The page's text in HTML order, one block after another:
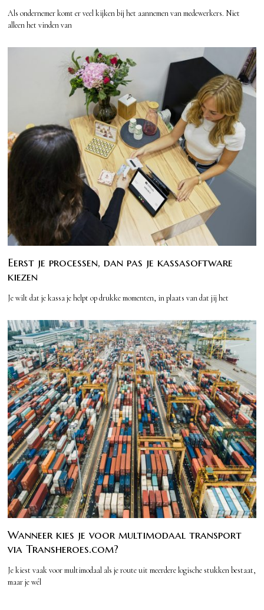
Als ondernemer komt er veel kijken bij het aannemen van medewerkers. Niet
alleen het vinden van
Eerst je processen, dan pas je kassasoftware
kiezen
Je wilt dat je kassa je helpt op drukke momenten, in plaats van dat jij het
Wanneer kies je voor multimodaal transport
via Transheroes.com?
Je kiest vaak voor multimodaal als je route uit meerdere logische stukken bestaat,
maar je wél